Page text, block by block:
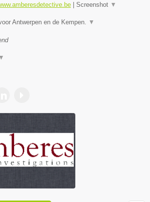
Screenshot ▼
Antwerpen en de Kempen. ▼
▼